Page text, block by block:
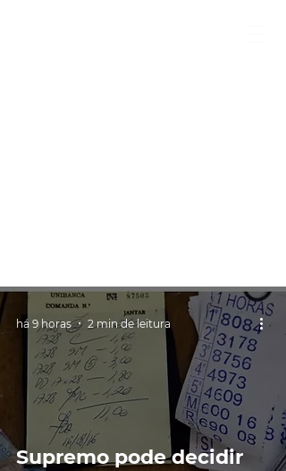
Supremo pode decidir
há 9 horas 2 min de leitura